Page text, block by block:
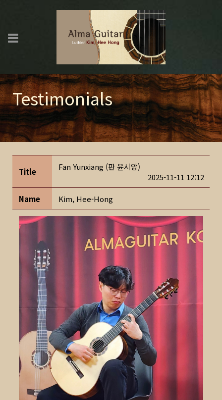
Testimonials
Title
Fan Yunxiang (판 윤시앙)
2025-11-11 12:12
Name Kim, Hee-Hong